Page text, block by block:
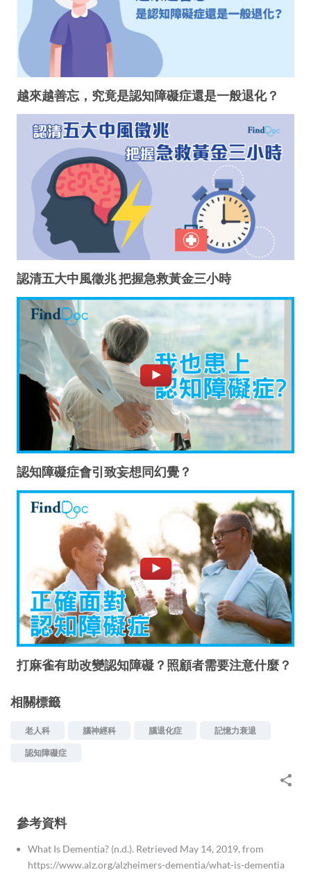
越來越善忘，究竟是認知障礙症還是一般退化？
認清五大中風徵兆 把握急救黃金三小時
認知障礙症會引致妄想同幻覺？
打麻雀有助改變認知障礙？照顧者需要注意什麼？
相關標籤
老人科 腦神經科 腦退化症 記憶力衰退
認知障礙症
參考資料
What Is Dementia? (n.d.). Retrieved May 14, 2019, from
https://www.alz.org/alzheimers-dementia/what-is-dementia